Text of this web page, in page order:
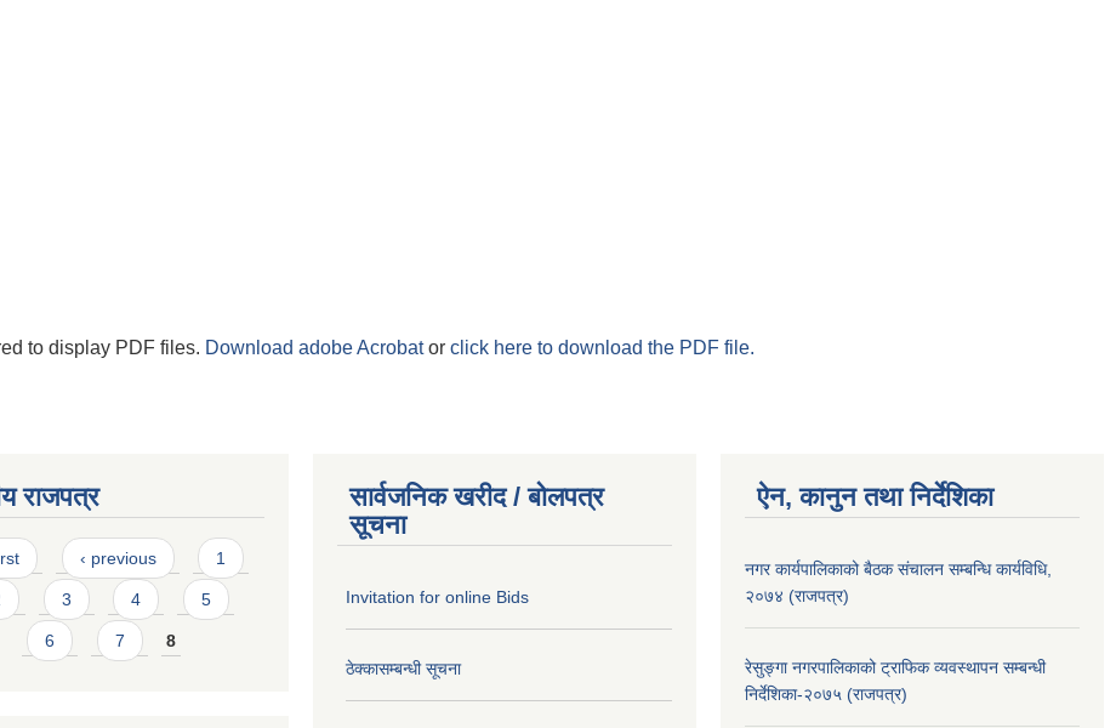
to display PDF files. Download adobe Acrobator click here to download the PDF file.
राजपत्र
‹ previous 1
3 4 5
6 7 8
सार्वजनिक खरीद / बोलपत्र
सूचना
Invitation for online Bids
ठेक्कासम्बन्धी सूचना
ऐन, कानुन तथा निर्देशिका
नगर कार्यपालिकाको बैठक संचालन सम्बन्धि कार्यविधि,
२०७४ (राजपत्र)
रेसुङ्गा नगरपालिकाको ट्राफिक व्यवस्थापन सम्बन्धी
निर्देशिका-२०७५ (राजपत्र)